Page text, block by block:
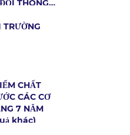
THÔNG
TRƯỜNG
CHẤT
CÁC CƠ
7 NĂM
khác)